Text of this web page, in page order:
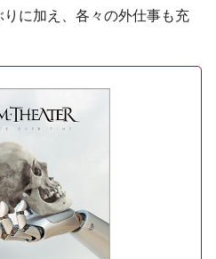
に加え、各々の外仕事も充